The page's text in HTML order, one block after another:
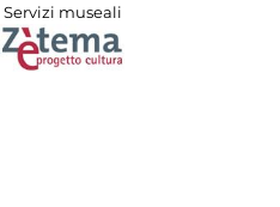
Servizi museali